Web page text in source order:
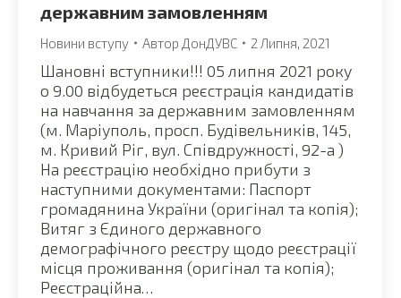
державним замовленням
Новини вступу Автор ДонДУВС 2 Липня, 2021
Шановні вступники!!! 05 липня 2021 року
о 9.00 відбудеться реєстрація кандидатів
на навчання за державним замовленням
(м. Маріуполь, просп. Будівельників, 145,
м. Кривий Ріг, вул. Співдружності, 92-а )
На реєстрацію необхідно прибути з
наступними документами: Паспорт
громадянина України (оригінал та копія);
Витяг з Єдиного державного
демографічного реєстру щодо реєстрації
місця проживання (оригінал та копія);
Реєстраційна…